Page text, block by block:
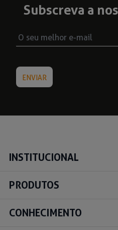
Subscreva a
INSTITUCIONAL
PRODUTOS
CONHECIMENTO